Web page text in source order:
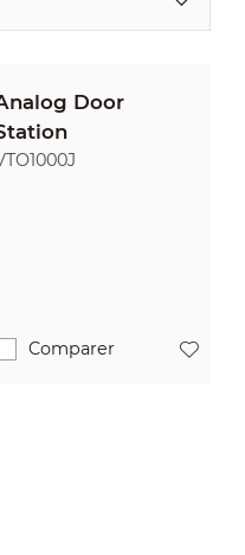
Door
Comparer